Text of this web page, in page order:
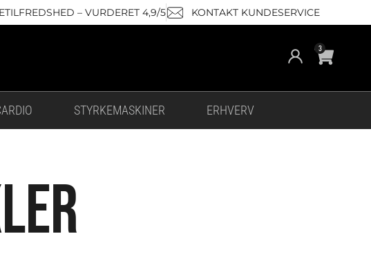
– VURDERET 4,9/5 KONTAKT KUNDESERVICE
3
Cart
STYRKEMASKINER ERHVERV